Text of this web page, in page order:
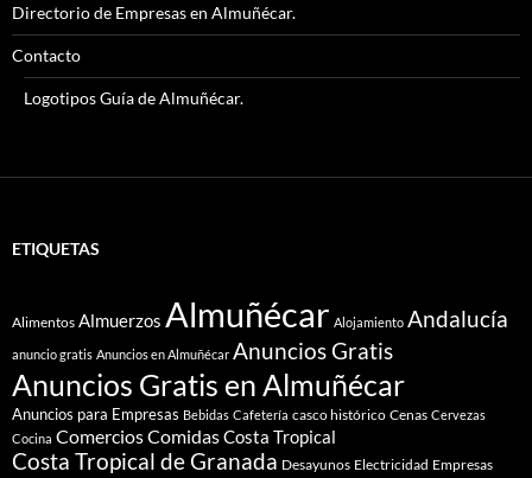
Directorio de Empresas en Almuñécar.
Contacto
Logotipos Guía de Almuñécar.
ETIQUETAS
Alimentos Almuerzos Almuñécar Alojamiento Andalucía
anuncio gratis Anuncios en Almuñécar Anuncios Gratis
Anuncios Gratis en Almuñécar
Anuncios para Empresas Bebidas Cafetería casco histórico Cenas Cervezas
Cocina ComerciosComidasCosta Tropical
Costa Tropical de Granada Desayunos Electricidad Empresas